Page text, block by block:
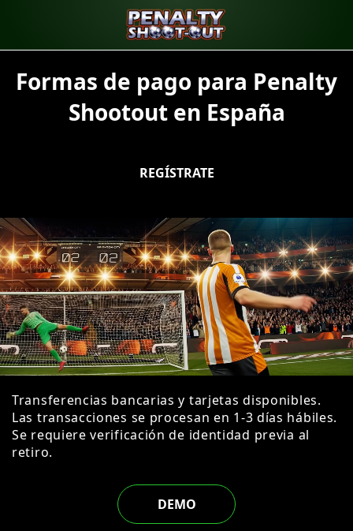
Transferencias bancarias y tarjetas disponibles.
Las transacciones se procesan en 1-3 días hábiles.
Se requiere verificación de identidad previa al
retiro.
DEMO
Formas de pago para Penalty
Shootout en España
REGÍSTRATE